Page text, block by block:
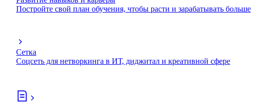
Постройте свой план обучения, чтобы расти и зарабатывать больше
Сетка
Соцсеть для нетворкинга в ИТ, диджитал и креативной сфере